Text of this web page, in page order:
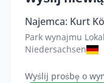
Najemca: Kurt
Park wynajmu
Niedersachsen
Wyślij prośbę o